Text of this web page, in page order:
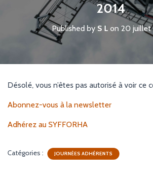
2014
Published by S Lon 20 juillet
Désolé, vous n’êtes pas autorisé à voir ce
Abonnez-vous à la newsletter
Adhérez au SYFFORHA
Catégories : JOURNÉES ADHÉRENTS